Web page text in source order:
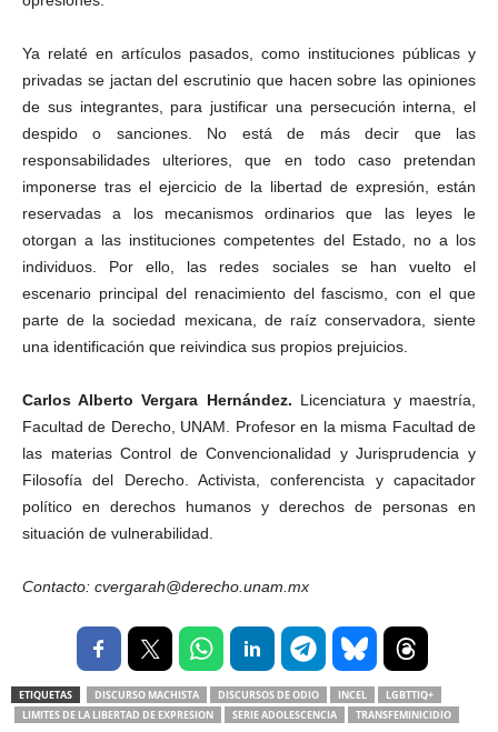
Ya relaté en artículos pasados, como instituciones públicas y
privadas se jactan del escrutinio que hacen sobre las opiniones
de sus integrantes, para justificar una persecución interna, el
despido o sanciones. No está de más decir que las
responsabilidades ulteriores, que en todo caso pretendan
imponerse tras el ejercicio de la libertad de expresión, están
reservadas a los mecanismos ordinarios que las leyes le
otorgan a las instituciones competentes del Estado, no a los
individuos. Por ello, las redes sociales se han vuelto el
escenario principal del renacimiento del fascismo, con el que
parte de la sociedad mexicana, de raíz conservadora, siente
una identificación que reivindica sus propios prejuicios.
Carlos Alberto Vergara Hernández. Licenciatura y maestría,
Facultad de Derecho, UNAM. Profesor en la misma Facultad de
las materias Control de Convencionalidad y Jurisprudencia y
Filosofía del Derecho. Activista, conferencista y capacitador
político en derechos humanos y derechos de personas en
situación de vulnerabilidad.
Contacto: cvergarah@derecho.unam.mx
ETIQUETAS DISCURSO MACHISTA DISCURSOS DE ODIO INCEL
LGBTTIQ+
LIMITES DE LA LIBERTAD DE EXPRESION
SERIE ADOLESCENCIA TRANSFEMINICIDIO